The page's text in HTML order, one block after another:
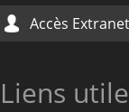
Accès Extranet
Liens